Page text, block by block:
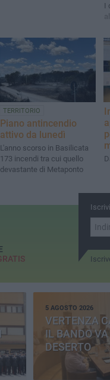
I
TERRITORIO
Piano antincendio
attivo da lunedì
L'anno scorso in Basilicata
173 incendi tra cui quello
devastante di Metaponto
5 AGOSTO 2026
VERTENZA
IL BANDO VA
DESERTO